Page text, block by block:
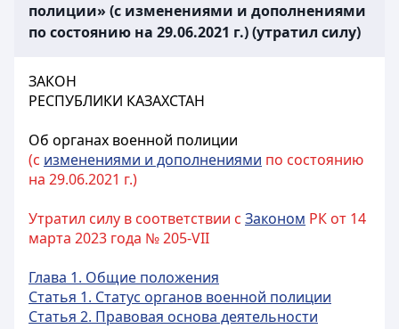
полиции» (с изменениями и дополнениями
по состоянию на 29.06.2021 г.) (утратил силу)
ЗАКОН
РЕСПУБЛИКИ КАЗАХСТАН
Об органах военной полиции
(с изменениями и дополнениями по состоянию
на 29.06.2021 г.)
Утратил силу в соответствии с Законом РК от 14
марта 2023 года № 205-VII
Глава 1. Общие положения
Статья 1. Статус органов военной полиции
Статья 2. Правовая основа деятельности